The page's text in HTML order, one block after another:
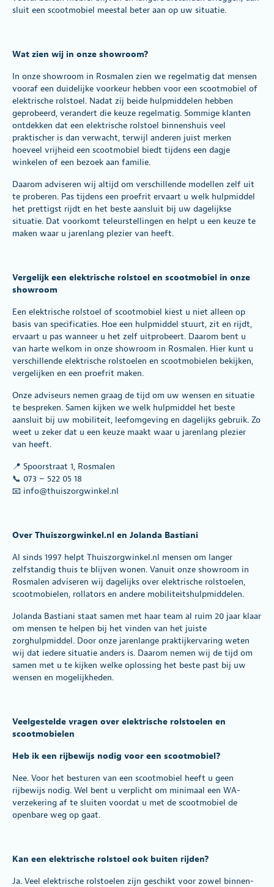
sluit een scootmobiel meestal beter aan op uw situatie.
Wat zien wij in onze showroom?
In onze showroom in Rosmalen zien we regelmatig dat mensen
vooraf een duidelijke voorkeur hebben voor een scootmobiel of
elektrische rolstoel. Nadat zij beide hulpmiddelen hebben
geprobeerd, verandert die keuze regelmatig. Sommige klanten
ontdekken dat een elektrische rolstoel binnenshuis veel
praktischer is dan verwacht, terwijl anderen juist merken
hoeveel vrijheid een scootmobiel biedt tijdens een dagje
winkelen of een bezoek aan familie.
Daarom adviseren wij altijd om verschillende modellen zelf uit
te proberen. Pas tijdens een proefrit ervaart u welk hulpmiddel
het prettigst rijdt en het beste aansluit bij uw dagelijkse
situatie. Dat voorkomt teleurstellingen en helpt u een keuze te
maken waar u jarenlang plezier van heeft.
Vergelijk een elektrische rolstoel en scootmobiel in onze
showroom
Een elektrische rolstoel of scootmobiel kiest u niet alleen op
basis van specificaties. Hoe een hulpmiddel stuurt, zit en rijdt,
ervaart u pas wanneer u het zelf uitprobeert. Daarom bent u
van harte welkom in onze showroom in Rosmalen. Hier kunt u
verschillende elektrische rolstoelen en scootmobielen bekijken,
vergelijken en een proefrit maken.
Onze adviseurs nemen graag de tijd om uw wensen en situatie
te bespreken. Samen kijken we welk hulpmiddel het beste
aansluit bij uw mobiliteit, leefomgeving en dagelijks gebruik. Zo
weet u zeker dat u een keuze maakt waar u jarenlang plezier
van heeft.
📍 Spoorstraat 1, Rosmalen
📞 073 – 522 05 18
📧 info@thuiszorgwinkel.nl
Over Thuiszorgwinkel.nl en Jolanda Bastiani
Al sinds 1997 helpt Thuiszorgwinkel.nl mensen om langer
zelfstandig thuis te blijven wonen. Vanuit onze showroom in
Rosmalen adviseren wij dagelijks over elektrische rolstoelen,
scootmobielen, rollators en andere mobiliteitshulpmiddelen.
Jolanda Bastiani staat samen met haar team al ruim 20 jaar klaar
om mensen te helpen bij het vinden van het juiste
zorghulpmiddel. Door onze jarenlange praktijkervaring weten
wij dat iedere situatie anders is. Daarom nemen wij de tijd om
samen met u te kijken welke oplossing het beste past bij uw
wensen en mogelijkheden.
Veelgestelde vragen over elektrische rolstoelen en
scootmobielen
Heb ik een rijbewijs nodig voor een scootmobiel?
Nee. Voor het besturen van een scootmobiel heeft u geen
rijbewijs nodig. Wel bent u verplicht om minimaal een WA-
verzekering af te sluiten voordat u met de scootmobiel de
openbare weg op gaat.
Kan een elektrische rolstoel ook buiten rijden?
Ja. Veel elektrische rolstoelen zijn geschikt voor zowel binnen-